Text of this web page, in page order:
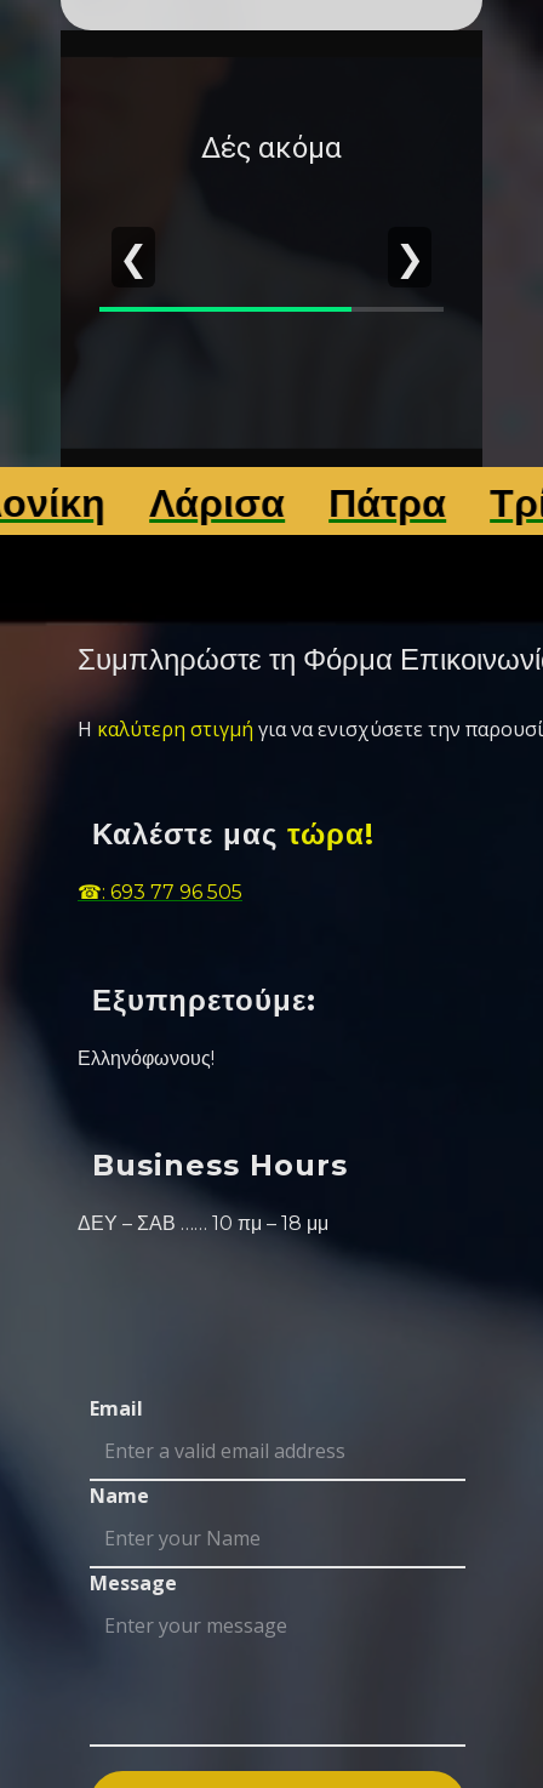
Δές ακόμα
❮ ❯
Λάρισα Πάτρα
Συμπληρώστε τη Φόρμα
Η καλύτερη στιγμή για να ενισχύσετε την
Καλέστε μας τώρα!
☎: 693 77 96 505
Εξυπηρετούμε:
Ελληνόφωνους!
Business Hours
ΔΕΥ – ΣΑΒ …… 10 πμ – 18 μμ
Email
Name
Message